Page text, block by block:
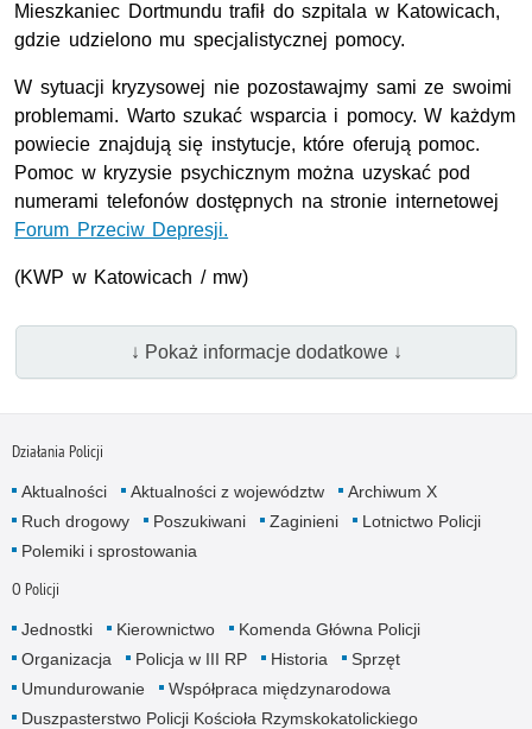
Mieszkaniec Dortmundu trafił do szpitala w Katowicach,
gdzie udzielono mu specjalistycznej pomocy.
W sytuacji kryzysowej nie pozostawajmy sami ze swoimi
problemami. Warto szukać wsparcia i pomocy. W każdym
powiecie znajdują się instytucje, które oferują pomoc.
Pomoc w kryzysie psychicznym można uzyskać pod
numerami telefonów dostępnych na stronie internetowej
Forum Przeciw Depresji.
(KWP w Katowicach / mw)
↓ Pokaż informacje dodatkowe ↓
Działania Policji
Aktualności Aktualności z województw
Archiwum X
Ruch drogowy
Poszukiwani Zaginieni
Lotnictwo Policji
Polemiki i sprostowania
O Policji
Jednostki Kierownictwo
Komenda Główna Policji
Organizacja
Policja w III RP Historia
Sprzęt
Umundurowanie
Współpraca międzynarodowa
Duszpasterstwo Policji Kościoła Rzymskokatolickiego